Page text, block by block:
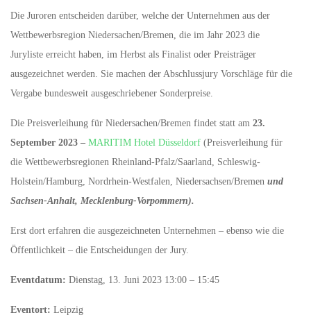
Die Juroren entscheiden darüber, welche der Unternehmen aus der
Wettbewerbsregion Niedersachen/Bremen, die im Jahr 2023 die
Juryliste erreicht haben, im Herbst als Finalist oder Preisträger
ausgezeichnet werden. Sie machen der Abschlussjury Vorschläge für die
Vergabe bundesweit ausgeschriebener Sonderpreise.
Die Preisverleihung für Niedersachen/Bremen findet statt am 23.
September 2023 – MARITIM Hotel Düsseldorf (Preisverleihung für
die Wettbewerbsregionen Rheinland-Pfalz/Saarland, Schleswig-
Holstein/Hamburg, Nordrhein-Westfalen, Niedersachsen/Bremen und
Sachsen-Anhalt, Mecklenburg-Vorpommern).
Erst dort erfahren die ausgezeichneten Unternehmen – ebenso wie die
Öffentlichkeit – die Entscheidungen der Jury.
Eventdatum: Dienstag, 13. Juni 2023 13:00 – 15:45
Eventort: Leipzig